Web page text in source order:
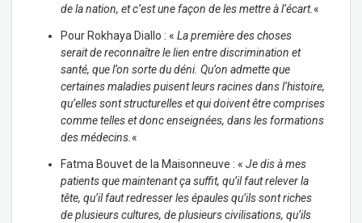
de la nation, et c’est une façon de les mettre à l’écart.«
Pour Rokhaya Diallo : « La première des choses
serait de reconnaître le lien entre discrimination et
santé, que l’on sorte du déni. Qu’on admette que
certaines maladies puisent leurs racines dans l’histoire,
qu’elles sont structurelles et qui doivent être comprises
comme telles et donc enseignées, dans les formations
des médecins.«
Fatma Bouvet de la Maisonneuve : « Je dis à mes
patients que maintenant ça suffit, qu’il faut relever la
tête, qu’il faut redresser les épaules qu’ils sont riches
de plusieurs cultures, de plusieurs civilisations, qu’ils